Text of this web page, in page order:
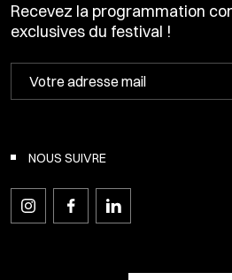
Recevez la programmation
exclusives du festival !
NOUS SUIVRE